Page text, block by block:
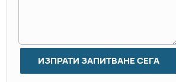
ИЗПРАТИ ЗАПИТВАНЕ СЕГА